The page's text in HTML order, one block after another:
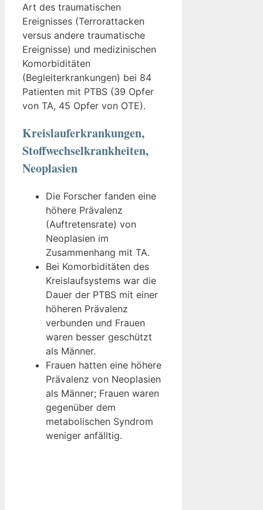
Art des traumatischen
Ereignisses (Terrorattacken
versus andere traumatische
Ereignisse) und medizinischen
Komorbiditäten
(Begleiterkrankungen) bei 84
Patienten mit PTBS (39 Opfer
von TA, 45 Opfer von OTE).
Kreislauferkrankungen,
Stoffwechselkrankheiten,
Neoplasien
Die Forscher fanden eine
höhere Prävalenz
(Auftretensrate) von
Neoplasien im
Zusammenhang mit TA.
Bei Komorbiditäten des
Kreislaufsystems war die
Dauer der PTBS mit einer
höheren Prävalenz
verbunden und Frauen
waren besser geschützt
als Männer.
Frauen hatten eine höhere
Prävalenz von Neoplasien
als Männer; Frauen waren
gegenüber dem
metabolischen Syndrom
weniger anfälltig.